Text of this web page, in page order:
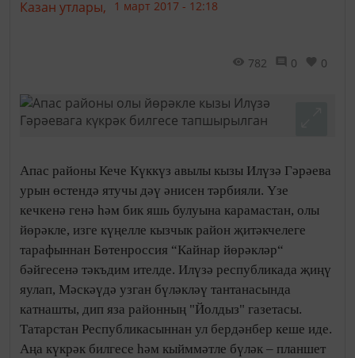
Казан утлары, 1 март 2017 - 12:18
782 0 0
Апас районы Кече Күккүз авылы кызы Илүзә Гәрәева
урын өстендә ятучы дәү әнисен тәрбияли. Үзе
кечкенә генә һәм бик яшь булуына карамастан, олы
йөрәкле, изге күңелле кызчык район җитәкчелеге
тарафыннан Бөтенроссия “Кайнар йөрәкләр“
бәйгесенә тәкъдим ителде. Илүзә республикада җиңү
яулап, Мәскәүдә узган бүләкләү тантанасында
катнашты, дип яза районның "Йолдыз" газетасы.
Татарстан Республикасыннан ул бердәнбер кеше иде.
Аңа күкрәк билгесе һәм кыйммәтле бүләк – планшет